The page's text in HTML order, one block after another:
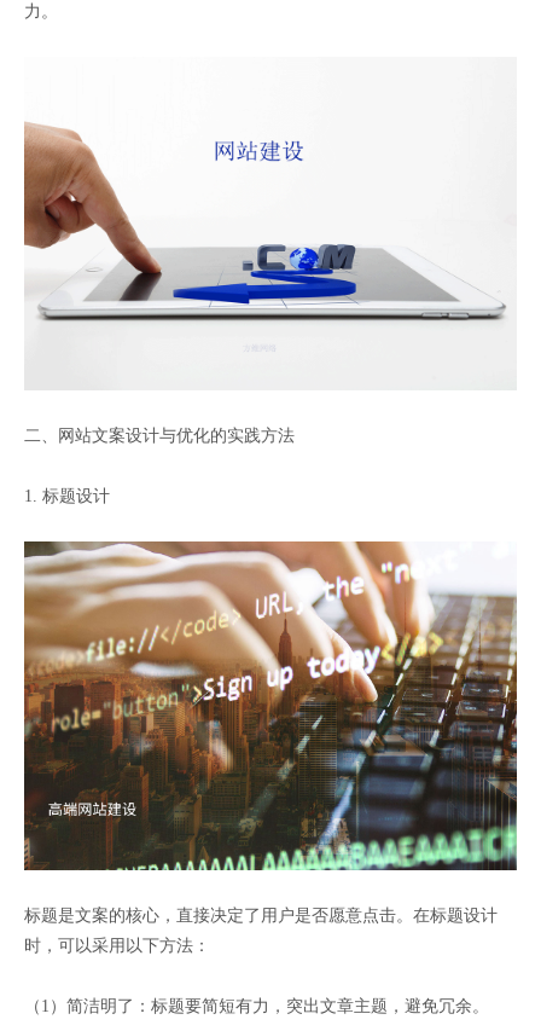
力。
二、网站文案设计与优化的实践方法
1. 标题设计
标题是文案的核心，直接决定了用户是否愿意点击。在标题设计
时，可以采用以下方法：
（1）简洁明了：标题要简短有力，突出文章主题，避免冗余。